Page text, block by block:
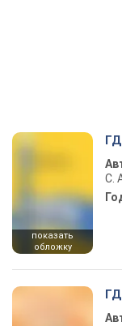
показать
обложку
С.